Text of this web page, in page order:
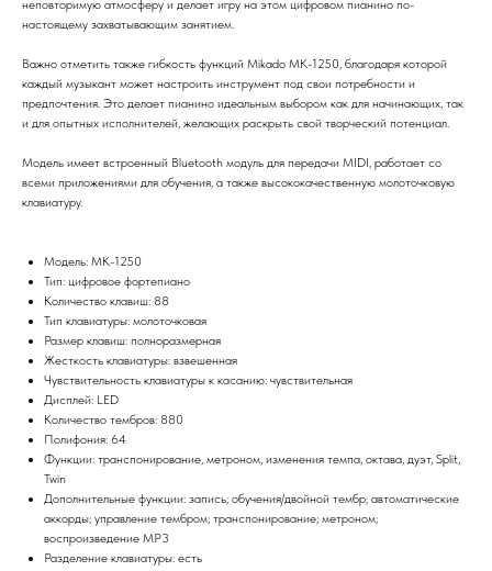
неповторимую атмосферу и делает игру на этом цифровом пианино по-
настоящему захватывающим занятием.
Важно отметить также гибкость функций Mikado MK-1250, благодаря которой
каждый музыкант может настроить инструмент под свои потребности и
предпочтения. Это делает пианино идеальным выбором как для начинающих, так
и для опытных исполнителей, желающих раскрыть свой творческий потенциал.
Модель имеет встроенный Bluetooth модуль для передачи MIDI, работает со
всеми приложениями для обучения, а также высококачественную молоточковую
клавиатуру.
Модель: MK-1250
Тип: цифровое фортепиано
Количество клавиш: 88
Тип клавиатуры: молоточковая
Размер клавиш: полноразмерная
Жесткость клавиатуры: взвешенная
Чувствительность клавиатуры к касанию: чувствительная
Дисплей: LED
Количество тембров: 880
Полифония: 64
Функции: транспонирование, метроном, изменения темпа, октава, дуэт, Split,
Twin
Дополнительные функции: запись; обучения/двойной тембр; автоматические
аккорды; управление тембром; транспонирование; метроном;
воспроизведение MP3
Разделение клавиатуры: есть